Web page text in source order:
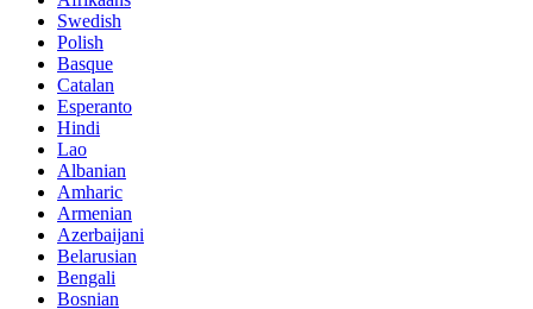
Swedish
Polish
Basque
Catalan
Esperanto
Hindi
Lao
Albanian
Amharic
Armenian
Azerbaijani
Belarusian
Bengali
Bosnian